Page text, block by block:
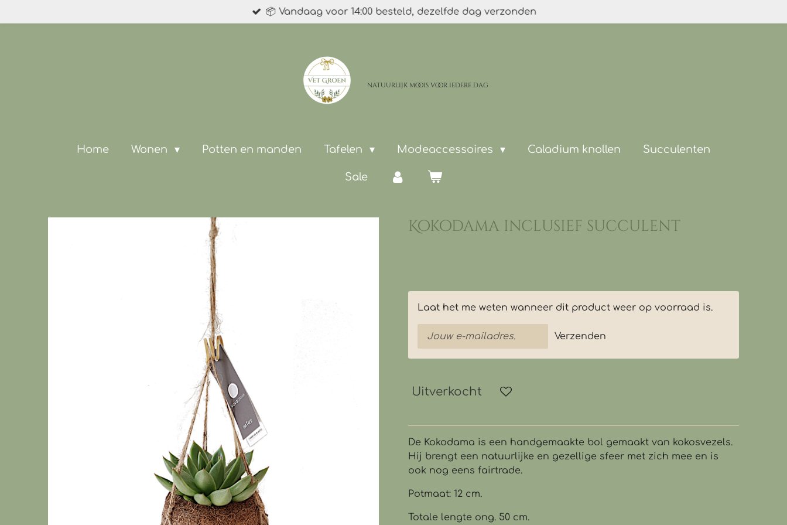
direct
📦 Vandaag voor 14:00 besteld, dezelfde dag verzonden
natuurlijk moois voor iedere dag
Home Wonen Potten en manden Tafelen Modeaccessoires Caladium knollen Succulenten
Sale
Kokodama inclusief succulent
Laat het me weten wanneer dit product weer op voorraad is.
Verzenden
Uitverkocht
De Kokodama is een handgemaakte bol gemaakt van kokosvezels.
Hij brengt een natuurlijke en gezellige sfeer met zich mee en is
ook nog eens fairtrade.
Potmaat: 12 cm.
Totale lengte ong. 50 cm.